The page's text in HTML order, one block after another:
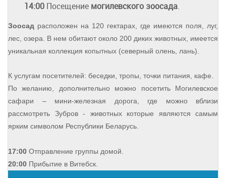
14:00 Посещение могилевского зоосада.
Зоосад расположен на 120 гектарах, где имеются поля, луг,
лес, озера. В нем обитают около 200 диких животных, имеется
уникальная коллекция копытных (северный олень, лань).
К услугам посетителей: беседки, тропы, точки питания, кафе.
По желанию, дополнительно можно посетить Могилевское
сафари – мини-железная дорога, где можно вблизи
рассмотреть Зубров - животных которые являются самым
ярким символом Республики Беларусь.
17:00 Отправление группы домой.
20:00 Прибытие в Витебск.